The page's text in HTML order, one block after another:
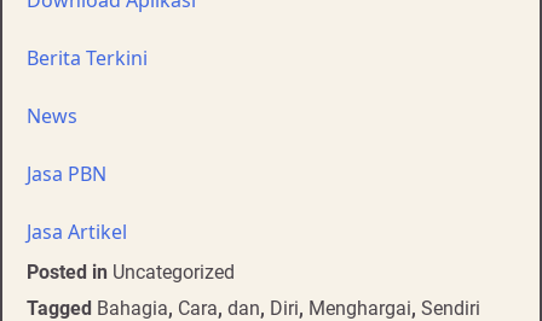
Berita Terkini
News
Jasa PBN
Jasa Artikel
Posted in Uncategorized
Tagged Bahagia, Cara, dan, Diri, Menghargai, Sendiri